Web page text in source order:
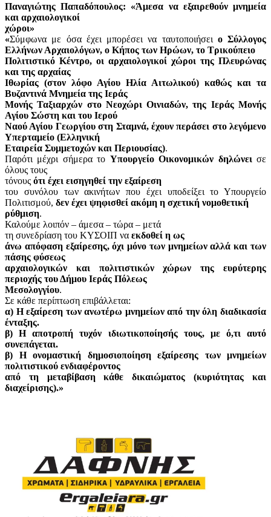
Παναγιώτης Παπαδόπουλος: «Άμεσα να εξαιρεθούν μνημεία
και αρχαιολογικοί
χώροι»
«Σύμφωνα με όσα έχει μπορέσει να ταυτοποιήσει ο Σύλλογος
Ελλήνων Αρχαιολόγων, ο Κήπος των Ηρώων, το Τρικούπειο
Πολιτιστικό Κέντρο, οι αρχαιολογικοί χώροι της Πλευρώνας
και της αρχαίας
Ιθωρίας (στον λόφο Αγίου Ηλία Αιτωλικού) καθώς και τα
Βυζαντινά Μνημεία της Ιεράς
Μονής Ταξιαρχών στο Νεοχώρι Οινιαδών, της Ιεράς Μονής
Αγίου Σώστη και του Ιερού
Ναού Αγίου Γεωργίου στη Σταμνά, έχουν περάσει στο λεγόμενο
Υπερταμείο (Ελληνική
Εταιρεία Συμμετοχών και Περιουσίας).
Παρότι μέχρι σήμερα το Υπουργείο Οικονομικών δηλώνει σε
όλους τους
τόνους ότι έχει εισηγηθεί την εξαίρεση
του συνόλου των ακινήτων που έχει υποδείξει το Υπουργείο
Πολιτισμού, δεν έχει ψηφισθεί ακόμη η σχετική νομοθετική
ρύθμιση.
Καλούμε λοιπόν – άμεσα – τώρα – μετά
τη συνεδρίαση του ΚΥΣΟΙΠ να εκδοθεί η ως
άνω απόφαση εξαίρεσης, όχι μόνο των μνημείων αλλά και των
πάσης φύσεως
αρχαιολογικών και πολιτιστικών χώρων της ευρύτερης
περιοχής του Δήμου Ιεράς Πόλεως
Μεσολογγίου.
Σε κάθε περίπτωση επιβάλλεται:
α) Η εξαίρεση των ανωτέρω μνημείων από την όλη διαδικασία
ένταξης.
β) Η αποτροπή τυχόν ιδιωτικοποίησής τους, με ό,τι αυτό
συνεπάγεται.
β) Η ονομαστική δημοσιοποίηση εξαίρεσης των μνημείων
πολιτιστικού ενδιαφέροντος
από τη μεταβίβαση κάθε δικαιώματος (κυριότητας και
διαχείρισης).»